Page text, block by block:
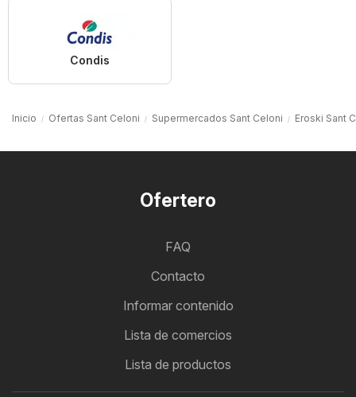
Condis
Inicio Ofertas Sant Celoni Supermercados Sant Celoni Eroski Sant
Ofertero
FAQ
Contacto
Informar contenido
Lista de comercios
Lista de productos